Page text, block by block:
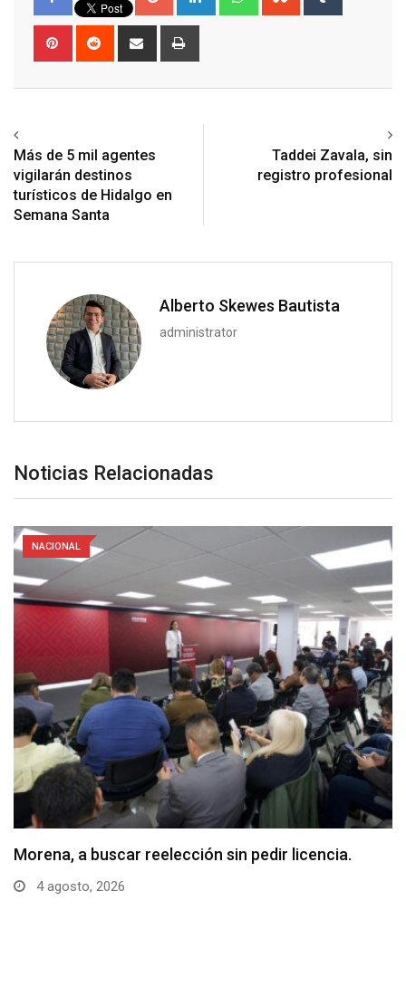
Pinterest Reddit
Share
Más de 5 mil agentes
vigilarán destinos
turísticos de Hidalgo en
Semana Santa
Taddei Zavala, sin
registro profesional
Alberto Skewes Bautista
administrator
Noticias Relacionadas
NACIONAL
Morena, a buscar reelección sin pedir licencia.
4 agosto, 2026